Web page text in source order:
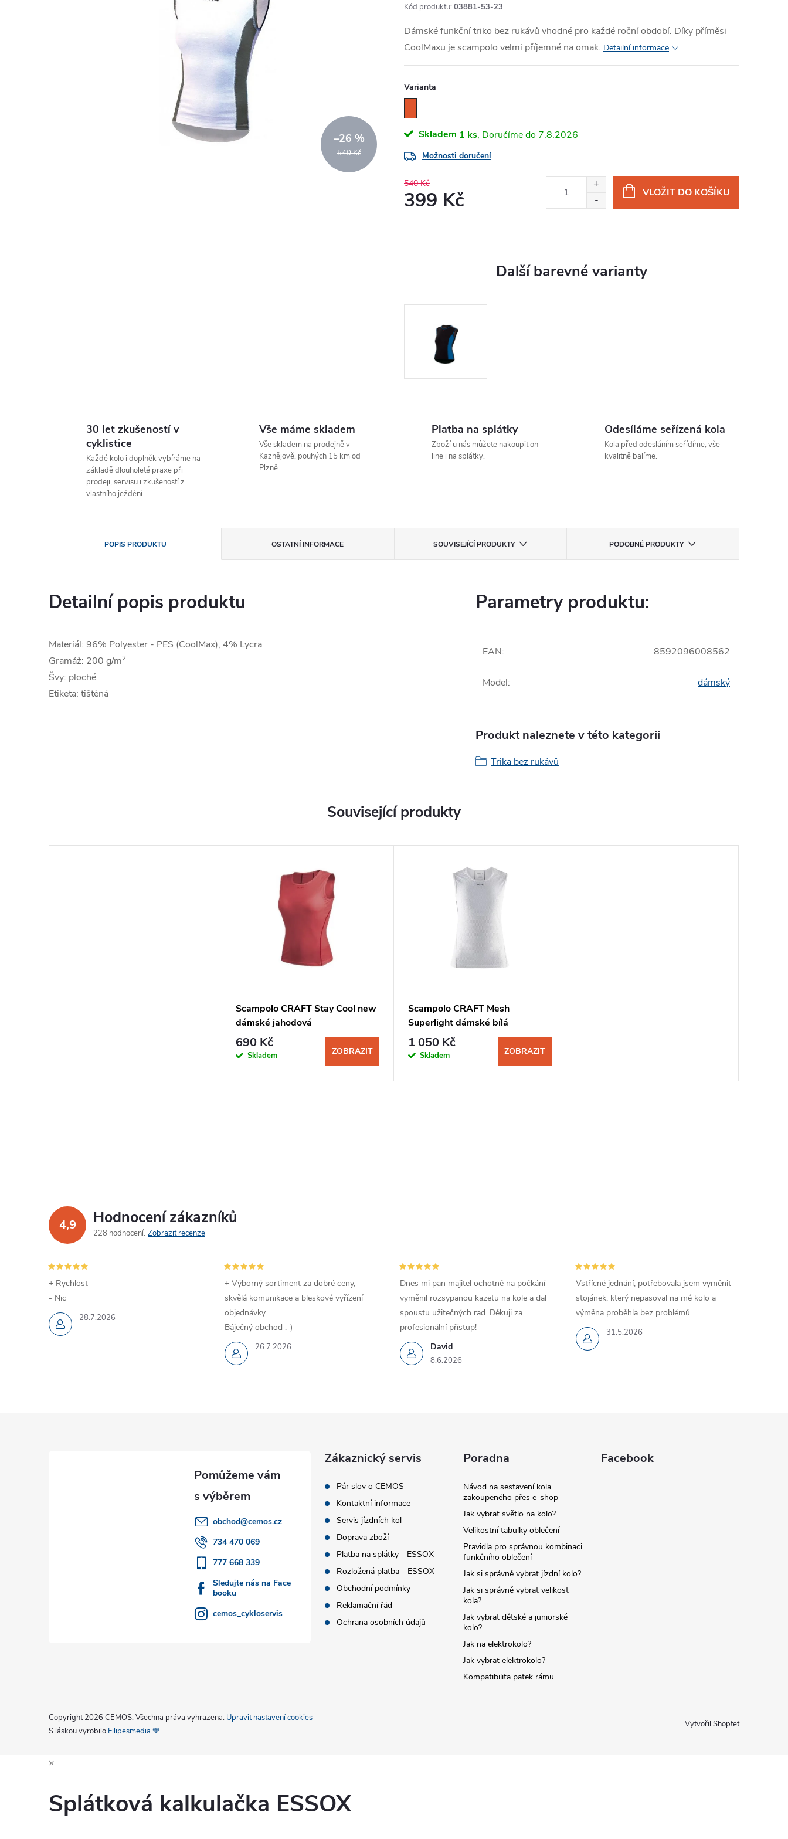
540 Kč
–26 %
Kód produktu: 03881-53-23
Dámské funkční triko bez rukávů vhodné pro každé roční období. Díky příměsi
CoolMaxu je scampolo velmi příjemné na omak. Detailní informace
Varianta
Skladem 1 ks 7.8.2026
Možnosti doručení
540 Kč
399 Kč
cena:
VLOŽIT DO KOŠÍKU
30 let zkušeností v
cyklistice
Každé kolo i doplněk vybíráme na
základě dlouholeté praxe při
prodeji, servisu i zkušeností z
vlastního ježdění.
Vše máme skladem
Vše skladem na prodejně v
Kaznějově, pouhých 15 km od
Plzně.
Platba na splátky
Zboží u nás můžete nakoupit on-
line i na splátky.
Odesíláme seřízená kola
Kola před odesláním seřídíme, vše
kvalitně balíme.
POPIS PRODUKTU OSTATNÍ INFORMACE SOUVISEJÍCÍ PRODUKTY PODOBNÉ PRODUKTY
Detailní popis produktu
Materiál: 96% Polyester - PES (CoolMax), 4% Lycra
Gramáž: 200 g/m2
Švy: ploché
Etiketa: tištěná
Parametry produktu:
EAN: 8592096008562
Model: dámský
Produkt naleznete v této kategorii
Trika bez rukávů
Související produkty
Scampolo CRAFT Stay Cool new
dámské jahodová
690 Kč
Skladem ZOBRAZIT
Scampolo CRAFT Mesh
Superlight dámské bílá
1 050 Kč
Skladem ZOBRAZIT
4,9 Hodnocení zákazníků
228 hodnocení Zobrazit recenze
28.7.2026
+ Rychlost
- Nic
26.7.2026
+ Výborný sortiment za dobré ceny,
skvělá komunikace a bleskové vyřízení
objednávky.
Báječný obchod :-)
David
8.6.2026
Dnes mi pan majitel ochotně na počkání
vyměnil rozsypanou kazetu na kole a dal
spoustu užitečných rad. Děkuji za
profesionální přístup!
31.5.2026
Vstřícné jednání, potřebovala jsem vyměnit
stojánek, který nepasoval na mé kolo a
výměna proběhla bez problémů.
obchod@cemos.cz
734 470 069
777 668 339
Sledujte nás na Face
booku
cemos_cykloservis
Zákaznický servis
Pár slov o CEMOS
Kontaktní informace
Servis jízdních kol
Doprava zboží
Platba na splátky - ESSOX
Rozložená platba - ESSOX
Obchodní podmínky
Reklamační řád
Ochrana osobních údajů
Poradna
Návod na sestavení kola
zakoupeného přes e-shop
Jak vybrat světlo na kolo?
Velikostní tabulky oblečení
Pravidla pro správnou kombinaci
funkčního oblečení
Jak si správně vybrat jízdní kolo?
Jak si správně vybrat velikost
kola?
Jak vybrat dětské a juniorské
kolo?
Jak na elektrokolo?
Jak vybrat elektrokolo?
Kompatibilita patek rámu
Facebook
Vytvořil Shoptet
Copyright 2026 CEMOS. Všechna práva vyhrazena. Upravit nastavení cookies
S láskou vyrobilo Filipesmedia 🧡
×
Splátková kalkulačka ESSOX